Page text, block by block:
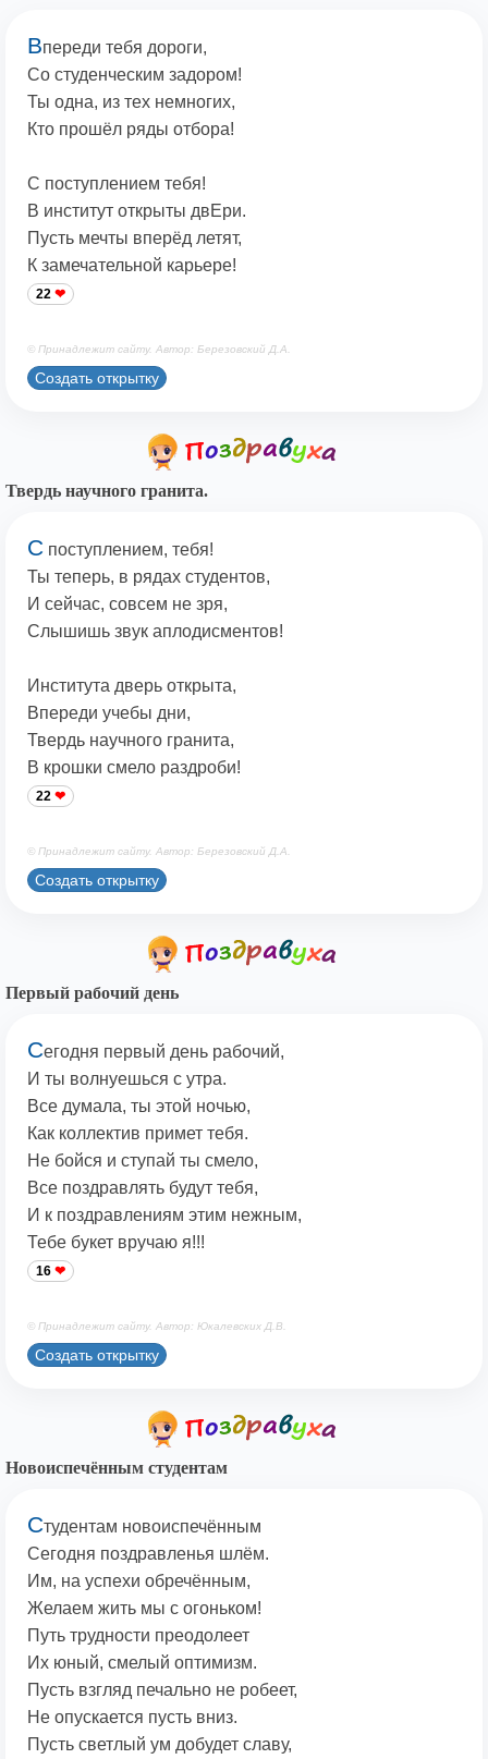
Впереди тебя дороги,
Со студенческим задором!
Ты одна, из тех немногих,
Кто прошёл ряды отбора!
С поступлением тебя!
В институт открыты двЕри.
Пусть мечты вперёд летят,
К замечательной карьере!
22
© Принадлежит сайту. Автор: Березовский Д.А.
Создать открытку
Твердь научного гранита.
С поступлением, тебя!
Ты теперь, в рядах студентов,
И сейчас, совсем не зря,
Слышишь звук аплодисментов!
Института дверь открыта,
Впереди учебы дни,
Твердь научного гранита,
В крошки смело раздроби!
22
© Принадлежит сайту. Автор: Березовский Д.А.
Создать открытку
Первый рабочий день
Сегодня первый день рабочий,
И ты волнуешься с утра.
Все думала, ты этой ночью,
Как коллектив примет тебя.
Не бойся и ступай ты смело,
Все поздравлять будут тебя,
И к поздравлениям этим нежным,
Тебе букет вручаю я!!!
16
© Принадлежит сайту. Автор: Юкалевских Д.В.
Создать открытку
Новоиспечённым студентам
Студентам новоиспечённым
Сегодня поздравленья шлём.
Им, на успехи обречённым,
Желаем жить мы с огоньком!
Путь трудности преодолеет
Их юный, смелый оптимизм.
Пусть взгляд печально не робеет,
Не опускается пусть вниз.
Пусть светлый ум добудет славу,